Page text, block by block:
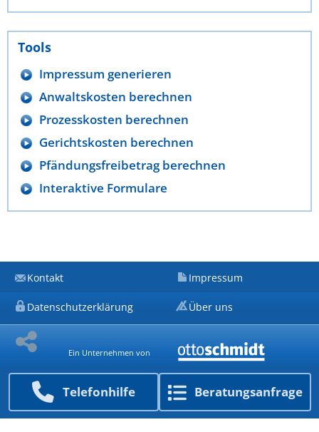
Telefon­hilfe Beratungs­anfrage
Tools
Impressum generieren
Anwaltskosten berechnen
Prozesskosten berechnen
Gerichtskosten berechnen
Pfändungsfreibetrag berechnen
Interaktive Formulare
Kontakt Impressum
Datenschutzerklärung Über uns
Ein Unternehmen von